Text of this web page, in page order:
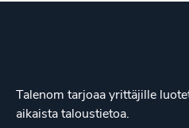
Talenom tarjoaa yrittäjille
aikaista taloustietoa.